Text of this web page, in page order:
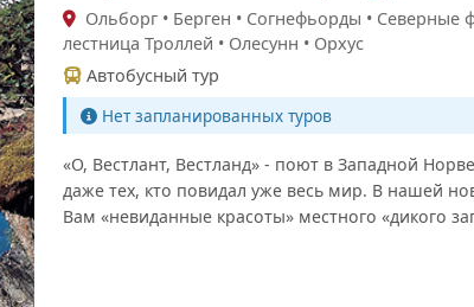
Ольборг • Берген • Согнефьорды •
лестница Троллей • Олесунн • Орхус
Автобусный тур
Нет запланированных туров
«О, Вестлант, Вестланд» - поют в Западной
даже тех, кто повидал уже весь мир. В нашей
Вам «невиданные красоты» местного «дикого